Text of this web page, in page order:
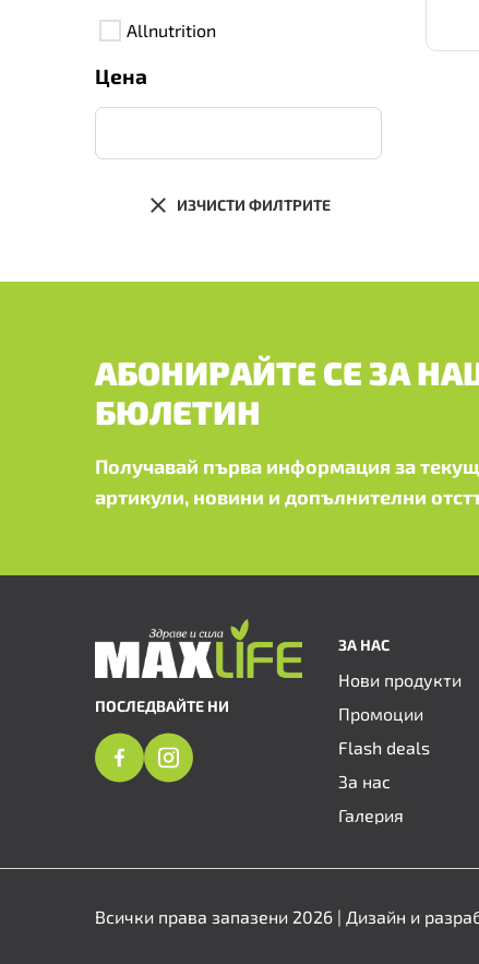
Allnutrition
Цена
ИЗЧИСТИ ФИЛТРИТЕ
АБОНИРАЙТЕ СЕ ЗА
БЮЛЕТИН
Получавай първа информация за
артикули, новини и допълнителни
ПОСЛЕДВАЙТЕ НИ
ЗА НАС
Нови продукти
Промоции
Flash deals
За нас
Галерия
Всички права запазени 2026 | Дизайн и